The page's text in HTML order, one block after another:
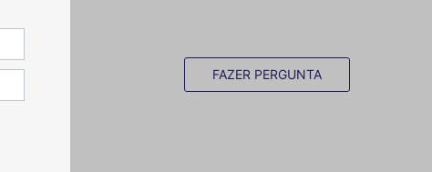
FAZER PERGUNTA